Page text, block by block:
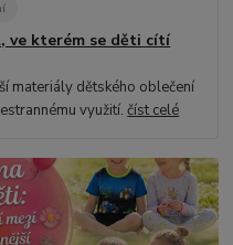
ve kterém se děti cítí
materiály dětského oblečení
využití.číst celé